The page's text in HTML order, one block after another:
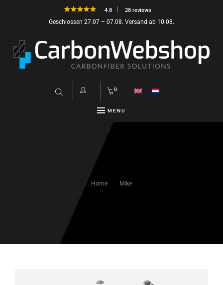
4.8 28 reviews
Geschlossen 27.07 – 07.08. Versand ab 10.08.
0
MENU
Home Mike